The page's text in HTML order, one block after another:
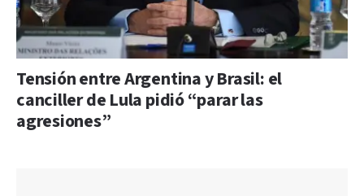
Tensión entre Argentina y Brasil: el
canciller de Lula pidió “parar las
agresiones”